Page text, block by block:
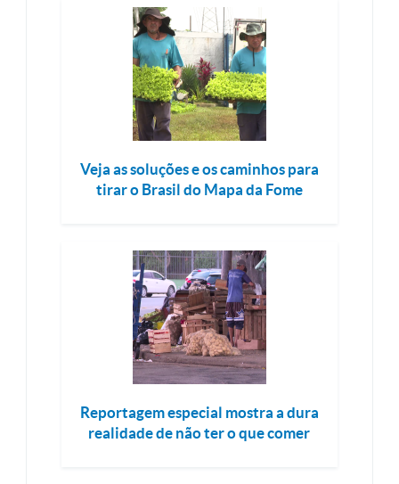
Veja as soluções e os caminhos para
tirar o Brasil do Mapa da Fome
Reportagem especial mostra a dura
realidade de não ter o que comer